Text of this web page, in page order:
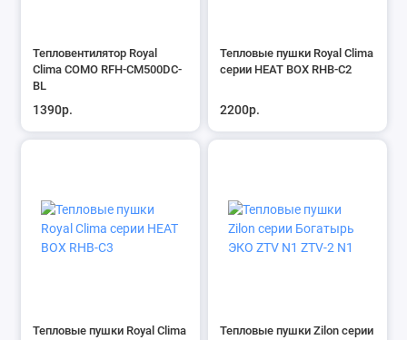
Тепловентилятор Royal
Clima COMO RFH-CM500DC-
BL
1390р.
Тепловые пушки Royal Clima
серии HEAT BOX RHB-C2
2200р.
Тепловые пушки Royal Clima
Тепловые пушки Zilon серии